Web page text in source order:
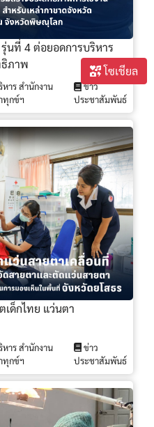
โซเชียล
นที่ 4 ต่อยอดการบริหาร
ภาพ
าร สำนักงาน
ทุกข์ฯ
ข่าว
ประชาสัมพันธ์
ด็กไทย แว่นตา
าร สำนักงาน
ทุกข์ฯ
ข่าว
ประชาสัมพันธ์